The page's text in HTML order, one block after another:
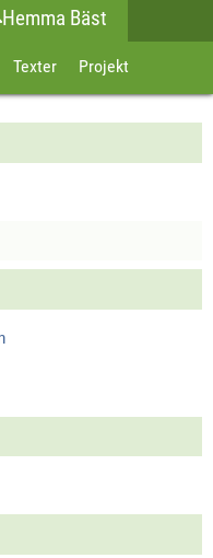
Hemma Bäst
Texter Projekt